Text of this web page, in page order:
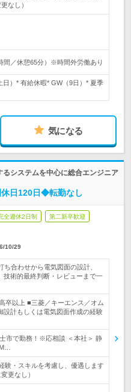
なし）
間／休憩65分）※時間外労働あり
）* 有給休暇* GW（9日）* 夏季
気になる
システムを中心に総合エンジニア
日120日◆転勤なし
全週休2日制 第二新卒歓迎
10/29
合わせから電気図面の設計、
技術的最終判断・レビューまで一
卒以上 ■三菱／キーエンス／オム
設計もしくは電気図面作成の経験
市で勤務！※応相談 ＜本社＞ 静
験・スキルを考慮し、優遇します
更なし）